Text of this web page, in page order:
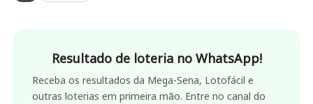
Resultado de loteria no WhatsApp!
Receba os resultados da Mega-Sena, Lotofácil e
outras loterias em primeira mão. Entre no canal do